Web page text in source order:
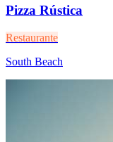
Pizza Rústica
Restaurante
South Beach